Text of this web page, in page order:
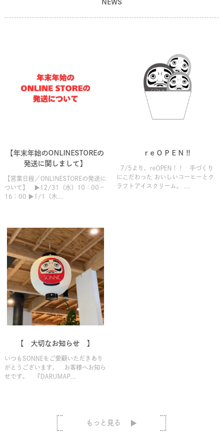
NEWS
【年末年始のONLINESTOREの
発送に関しまして】
【営業日程／ONLINESTOREの発送に
ついて】 ▶12/31（水）10：00－
16：00 ▶1/1（木...
r e O P E N !!
7/5より、reOPEN！！ 手づくり
にこだわった おいしいコーヒーとク
ラフトアイスクリーム。 ...
【 大切なお知らせ 】
いつもSONNEをご愛顧いただきあり
がとうございます。 お客様へお知ら
せです。 『DARUMAP...
もっと見る